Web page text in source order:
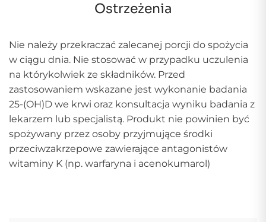
Ostrzeżenia
Nie należy przekraczać zalecanej porcji do spożycia
w ciągu dnia. Nie stosować w przypadku uczulenia
na którykolwiek ze składników. Przed
zastosowaniem wskazane jest wykonanie badania
25-(OH)D we krwi oraz konsultacja wyniku badania z
lekarzem lub specjalistą. Produkt nie powinien być
spożywany przez osoby przyjmujące środki
przeciwzakrzepowe zawierające antagonistów
witaminy K (np. warfaryna i acenokumarol)